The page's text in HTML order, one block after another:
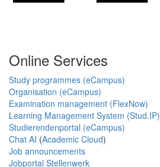
Online Services
Study programmes (eCampus)
Organisation (eCampus)
Examination management (FlexNow)
Learning Management System (Stud.IP)
Studierendenportal (eCampus)
Chat AI (Academic Cloud)
Job announcements
Jobportal Stellenwerk